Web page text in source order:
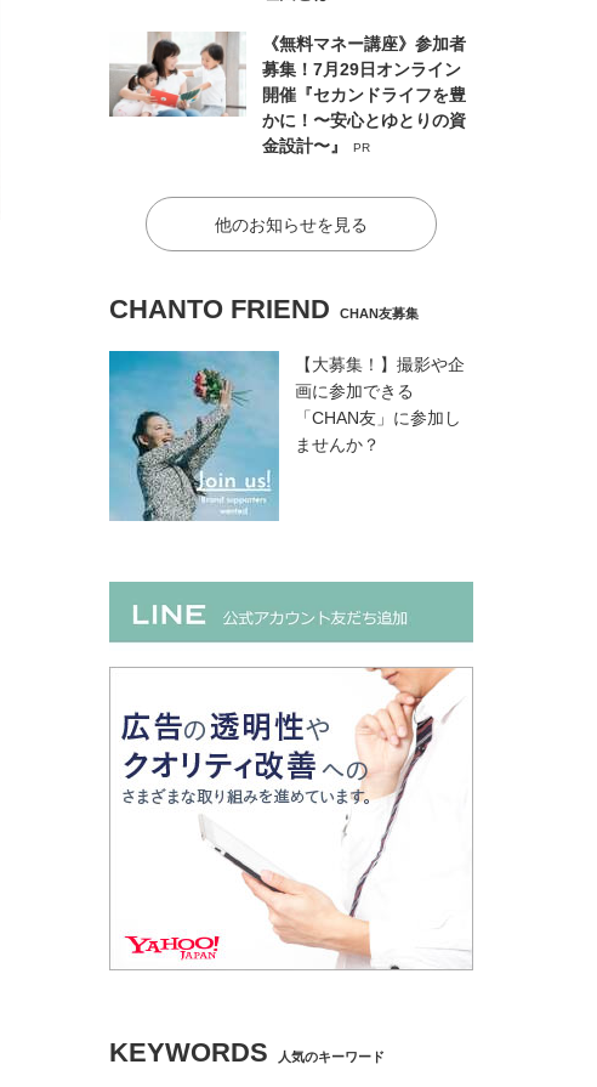
《無料マネー講座》参加者
募集！7月29日オンライン
開催『セカンドライフを豊
かに！〜安心とゆとりの資
金設計〜』
PR
他のお知らせを見る
CHANTO FRIEND CHAN友募集
【大募集！】撮影や企
画に参加できる
「CHAN友」に参加し
ませんか？
KEYWORDS 人気のキーワード